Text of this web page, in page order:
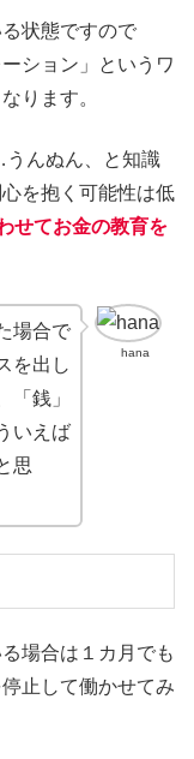
状態ですので
ション」というワ
ります。
んぬん、と知識
を抱く可能性は低
せてお金の教育を
hana
場合で
を出し
「銭」
いえば
思
場合は１カ月でも
止して働かせてみ